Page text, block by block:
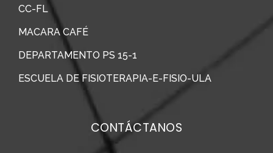
CC-FL
MACARA CAFÉ
DEPARTAMENTO PS 15-1
ESCUELA DE FISIOTERAPIA-E-FISIO-ULA
CONTÁCTANOS